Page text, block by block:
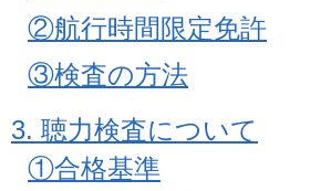
②航行時間限定免許
③検査の方法
3. 聴力検査について
①合格基準